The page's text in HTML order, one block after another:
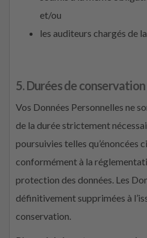
et/ou
les auditeurs chargés de
5. Durées de conservation
Vos Données Personnelles ne
de la durée strictement
poursuivies telles qu’énoncées
conformément à la
protection des données. Les
définitivement supprimées à
conservation.